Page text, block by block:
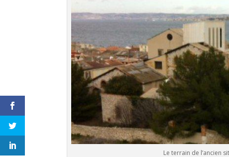
Le terrain de l’ancien